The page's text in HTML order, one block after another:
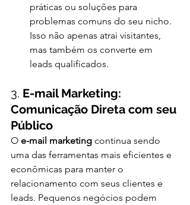
práticas ou soluções para
problemas comuns do seu nicho.
Isso não apenas atrai visitantes,
mas também os converte em
leads qualificados.
3. E-mail Marketing:
Comunicação Direta com seu
Público
O e-mail marketing continua sendo
uma das ferramentas mais eficientes e
econômicas para manter o
relacionamento com seus clientes e
leads. Pequenos negócios podem